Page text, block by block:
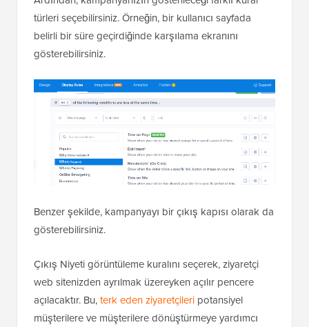
türleri seçebilirsiniz. Örneğin, bir kullanıcı sayfada
belirli bir süre geçirdiğinde karşılama ekranını
gösterebilirsiniz.
Benzer şekilde, kampanyayı bir çıkış kapısı olarak da
gösterebilirsiniz.
Çıkış Niyeti görüntüleme kuralını seçerek, ziyaretçi
web sitenizden ayrılmak üzereyken açılır pencere
açılacaktır. Bu,terk eden ziyaretçileri potansiyel
müşterilere ve müşterilere dönüştürmeye yardımcı